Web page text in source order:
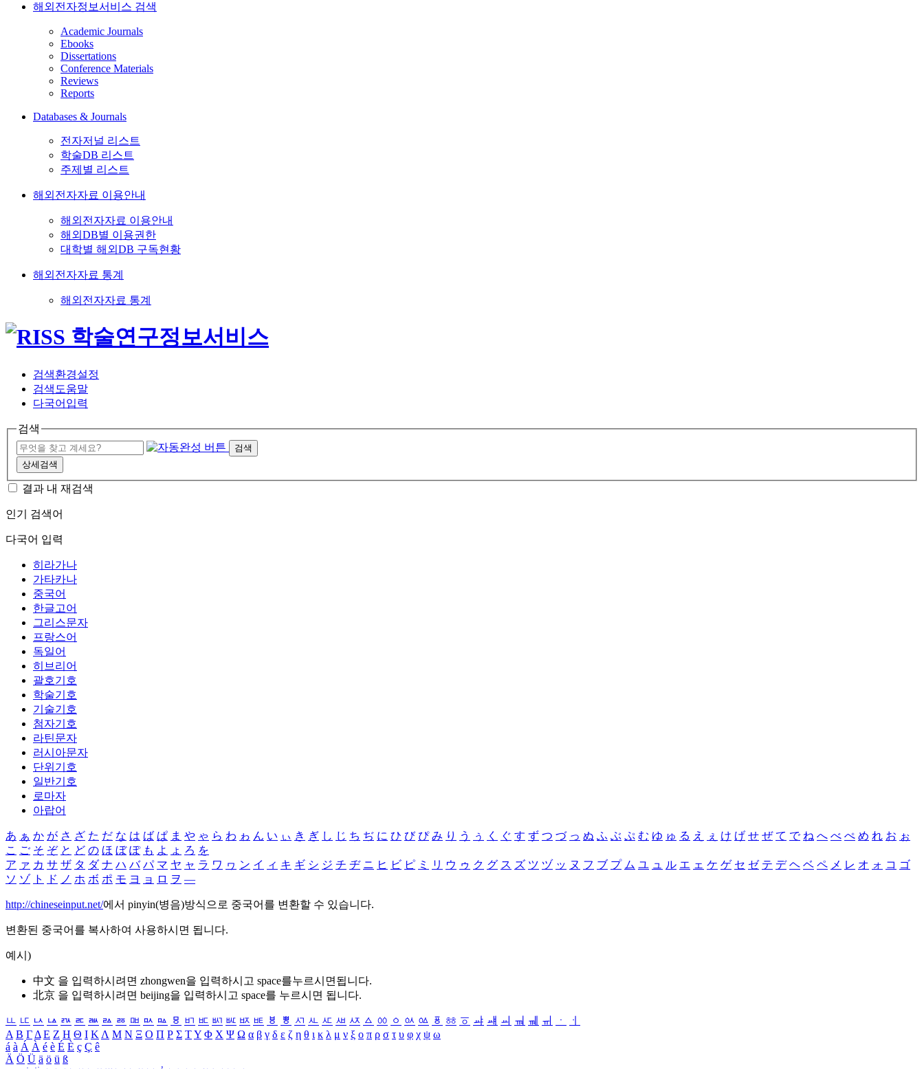
해외전자정보서비스 검색
Academic Journals
Ebooks
Dissertations
Conference Materials
Reviews
Reports
Databases & Journals
전자저널 리스트
학술DB 리스트
주제별 리스트
해외전자자료 이용안내
해외전자자료 이용안내
해외DB별 이용권한
대학별 해외DB 구독현황
해외전자자료 통계
해외전자자료 통계
검색환경설정
검색도움말
다국어입력
검색
검색
상세검색
결과 내 재검색
인기 검색어
다국어 입력
히라가나
가타카나
중국어
한글고어
그리스문자
프랑스어
독일어
히브리어
괄호기호
학술기호
기술기호
첨자기호
라틴문자
러시아문자
단위기호
일반기호
로마자
아랍어
あ ぁ か が さ ざ た だ な は ば ぱ ま や ゃ ら わ ゎ ん い ぃ き ぎ し じ ち ぢ に ひ び ぴ み り う ぅ く ぐ す ず つ づ っ ぬ ふ ぶ ぷ む ゆ ゅ る え ぇ け げ せ ぜ て で ね へ べ ぺ め れ お ぉ
こ ご そ ぞ と ど の ほ ぼ ぽ も よ ょ ろ を
ア ァ カ サ ザ タ ダ ナ ハ バ パ マ ヤ ャ ラ ワ ヮ ン イ ィ キ ギ シ ジ チ ヂ ニ ヒ ビ ピ ミ リ ウ ゥ ク グ ス ズ ツ ヅ ッ ヌ フ ブ プ ム ユ ュ ル エ ェ ケ ゲ セ ゼ テ デ ヘ ベ ペ メ レ オ ォ コ ゴ
ソ ゾ ト ド ノ ホ ボ ポ モ ヨ ョ ロ ヲ ―
http://chineseinput.net/에서 pinyin(병음)방식으로 중국어를 변환할 수 있습니다.
변환된 중국어를 복사하여 사용하시면 됩니다.
예시)
中文 을 입력하시려면 zhongwen을 입력하시고 space를누르시면됩니다.
北京 을 입력하시려면 beijing을 입력하시고 space를 누르시면 됩니다.
ㅥ ㅦ ㅧ ㅨ ㅩ ㅪ ㅫ ㅬ ㅭ ㅮ ㅯ ㅰ ㅱ ㅲ ㅳ ㅴ ㅵ ㅶ ㅷ ㅸ ㅹ ㅺ ㅻ ㅼ ㅽ ㅾ ㅿ ㆀ ㆁ ㆂ ㆃ ㆄ ㆅ ㆆ ㆇ ㆈ ㆉ ㆊ ㆋ ㆌ ㆍ
ㆎ
Α Β ΓΔ Ε Ζ Η Θ Ι ΚΛ Μ Ν Ξ Ο Π Ρ Σ ΤΥ Φ Χ Ψ Ω α β γ δ ε ζ η θ ι κ λ μ ν ξ ο π ρ σ τ υ φ χ ψ ω
á à Á À é è É È ç Ç ê
Ä Ö Ü ä ö ü ß